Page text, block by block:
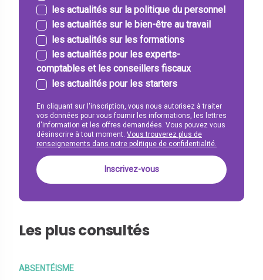
les actualités sur la politique du personnel
les actualités sur le bien-être au travail
les actualités sur les formations
les actualités pour les experts-
comptables et les conseillers fiscaux
les actualités pour les starters
En cliquant sur l'inscription, vous nous autorisez à traiter
vos données pour vous fournir les informations, les lettres
d'information et les offres demandées. Vous pouvez vous
désinscrire à tout moment. Vous trouverez plus de
renseignements dans notre politique de confidentialité.
Les plus consultés
ABSENTÉISME